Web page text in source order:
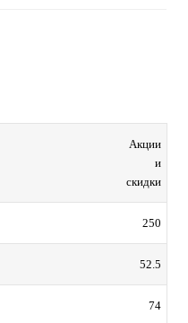
Акции
и
скидки
250
52.5
74